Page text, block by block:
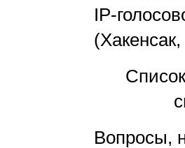
IP-
Вопросы,